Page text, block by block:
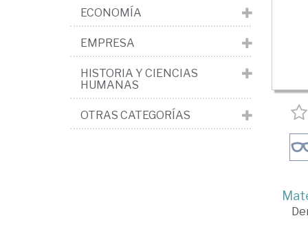
ECONOMÍA
EMPRESA
HISTORIA Y CIENCIAS
HUMANAS
OTRAS CATEGORÍAS